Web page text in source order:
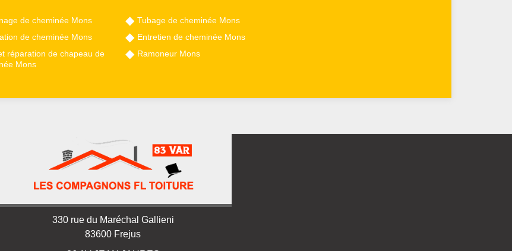
de cheminée Mons
de cheminée Mons
réparation de chapeau de
Mons
Tubage de cheminée Mons
Entretien de cheminée Mons
Ramoneur Mons
330 rue du Maréchal Gallieni
83600 Frejus